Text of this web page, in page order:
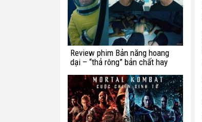
Review phim Bản năng hoang
dại – “thả rông” bản chất hay